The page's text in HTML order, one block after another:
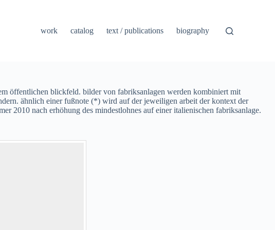
work catalog text / publications biography
öffentlichen blickfeld. bilder von fabriksanlagen werden kombiniert mit
ähnlich einer fußnote (*) wird auf der jeweiligen arbeit der kontext der
2010 nach erhöhung des mindestlohnes auf einer italienischen fabriksanlage.